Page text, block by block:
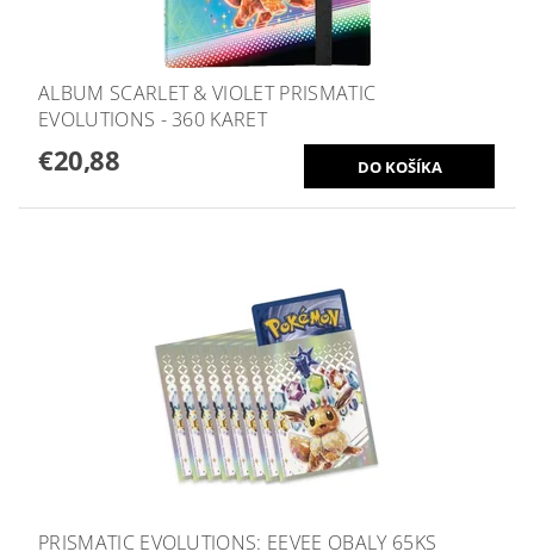
ALBUM SCARLET & VIOLET PRISMATIC
EVOLUTIONS - 360 KARET
€20,88
PRISMATIC EVOLUTIONS: EEVEE OBALY 65KS